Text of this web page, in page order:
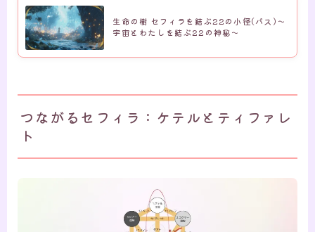
生命の樹 セフィラを結ぶ22の小径(パス)～
宇宙とわたしを結ぶ22の神秘～
つながるセフィラ：ケテルとティファレ
ト